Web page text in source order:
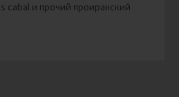
cabal и прочий проиранский